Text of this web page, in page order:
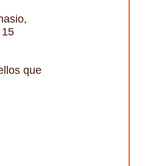
que